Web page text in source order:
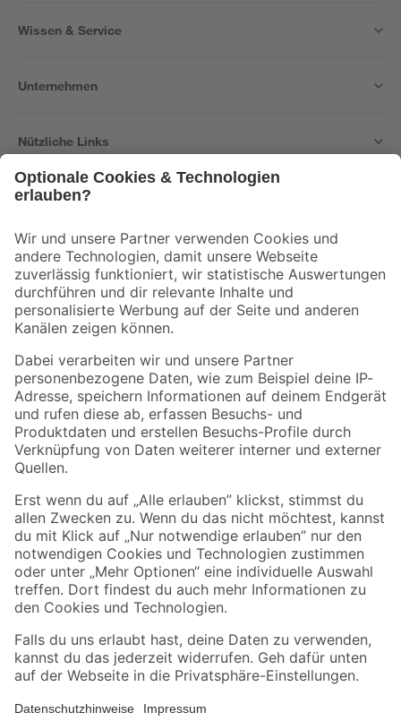
Wissen & Service
Unternehmen
Nützliche Links
Der toom Newsletter: Keine Angebote und Aktionen mehr verpassen!
Zur Newsletter Anmeldung
Folge uns
Zahlungsarten Versandarten
Sicher einkaufen
Jetzt die toom-App herunterladen
Alle Preisangaben in EUR inkl. gesetzl. MwSt.. Die dargestellten Angebote sind unter
Umständen nicht in allen Märkten verfügbar. Die angegebenen Verfügbarkeiten beziehen
Produkte nur solange der Vorrat reicht.
*Paketversand ab 59 € versandkostenfrei, gilt nicht für Artikel mit Speditionsversand, hier